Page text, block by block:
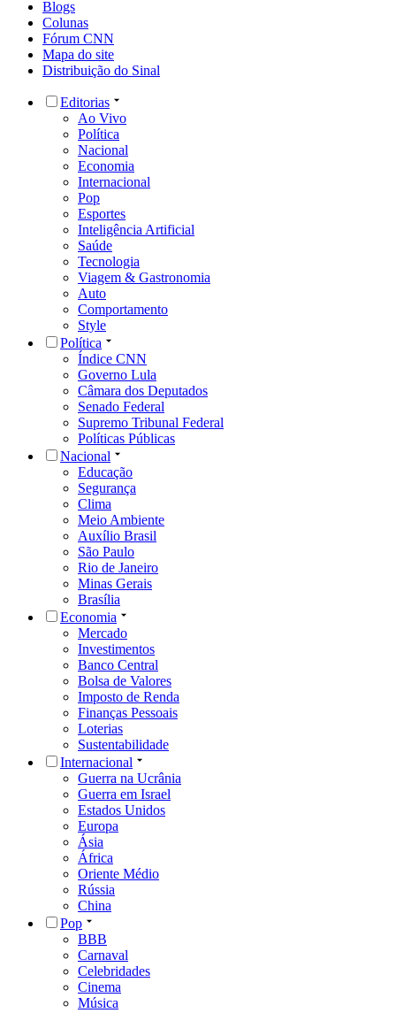
Blogs
Colunas
Fórum CNN
Mapa do site
Distribuição do Sinal
Editorias
Ao Vivo
Política
Nacional
Economia
Internacional
Pop
Esportes
Inteligência Artificial
Saúde
Tecnologia
Viagem & Gastronomia
Auto
Comportamento
Style
Política
Índice CNN
Governo Lula
Câmara dos Deputados
Senado Federal
Supremo Tribunal Federal
Políticas Públicas
Nacional
Educação
Segurança
Clima
Meio Ambiente
Auxílio Brasil
São Paulo
Rio de Janeiro
Minas Gerais
Brasília
Economia
Mercado
Investimentos
Banco Central
Bolsa de Valores
Imposto de Renda
Finanças Pessoais
Loterias
Sustentabilidade
Internacional
Guerra na Ucrânia
Guerra em Israel
Estados Unidos
Europa
Ásia
África
Oriente Médio
Rússia
China
Pop
BBB
Carnaval
Celebridades
Cinema
Música